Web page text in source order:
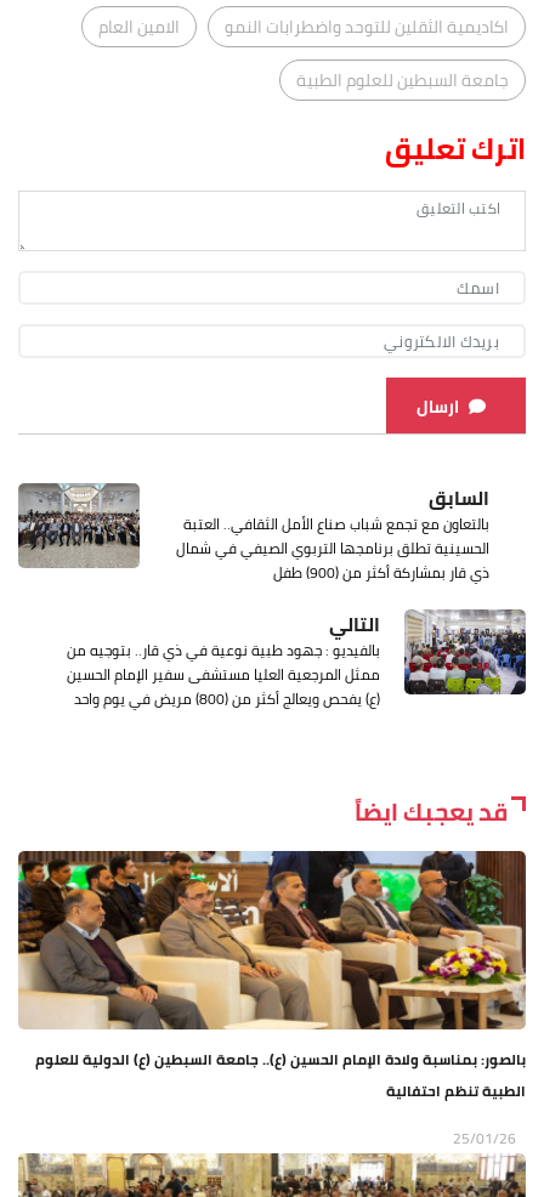
اكاديمية الثقلين للتوحد واضطرابات النمو
الامين العام
جامعة السبطين للعلوم الطبية
اترك تعليق
ارسال
السابق
بالتعاون مع تجمع شباب صناع الأمل الثقافي.. العتبة
الحسينية تطلق برنامجها التربوي الصيفي في شمال
ذي قار بمشاركة أكثر من (900) طفل
التالي
بالفيديو : جهود طبية نوعية في ذي قار.. بتوجيه من
ممثل المرجعية العليا مستشفى سفير الإمام الحسين
(ع) يفحص ويعالج أكثر من (800) مريض في يوم واحد
قد يعجبك ايضاً
بالصور: بمناسبة ولادة الإمام الحسين (ع).. جامعة السبطين (ع) الدولية للعلوم
الطبية تنظم احتفالية
25/01/26